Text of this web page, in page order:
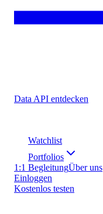
Data API entdecken
Watchlist
Portfolios
1:1 BegleitungÜber uns
Einloggen
Kostenlos testen